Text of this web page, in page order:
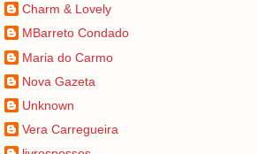
Charm & Lovely
MBarreto Condado
Maria do Carmo
Nova Gazeta
Unknown
Vera Carregueira